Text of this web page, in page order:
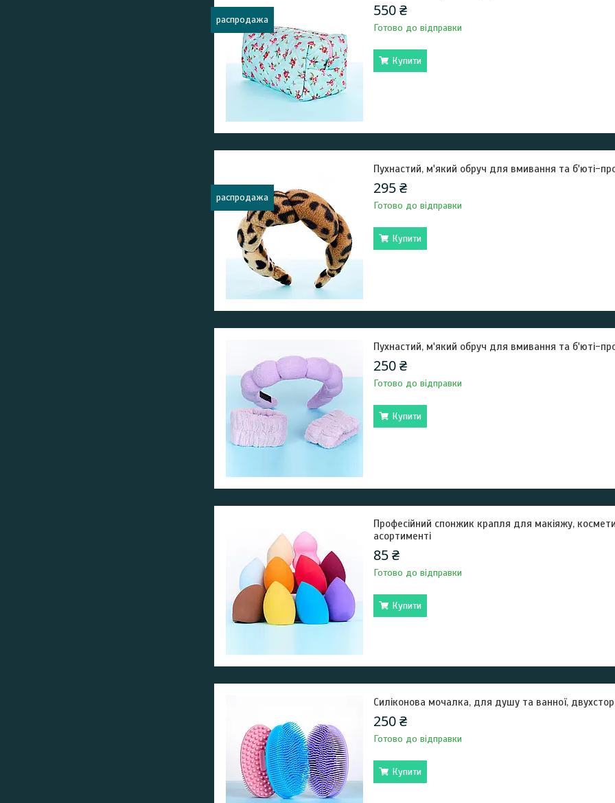
распродажа
550 ₴
Готово до відправки
Купити
распродажа
Пухнастий, м'який обруч для вмивання та б'юті-
295 ₴
Готово до відправки
Купити
Пухнастий, м'який обруч для вмивання та б'юті-
250 ₴
Готово до відправки
Купити
Професійний спонжик крапля для макіяжу,
асортименті
85 ₴
Готово до відправки
Купити
Силіконова мочалка, для душу та ванної,
250 ₴
Готово до відправки
Купити